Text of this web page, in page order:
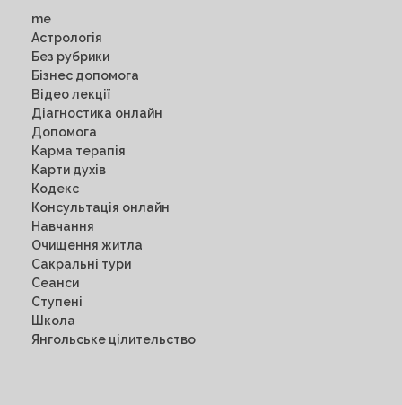
me
Астрологія
Без рубрики
Бізнес допомога
Відео лекції
Діагностика онлайн
Допомога
Карма терапія
Карти духів
Кодекс
Консультація онлайн
Навчання
Очищення житла
Сакральні тури
Сеанси
Ступені
Школа
Янгольське цілительство